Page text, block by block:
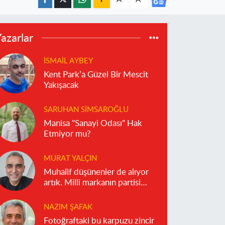
İSMAIL AYBEY
Kent Park’a Güzel Bir Mescit
Yakışacak
SARUHAN SIMSAROĞLU
Manisa "Sanayi Odası" Hak
Etmiyor mu?
MURAT YALÇIN
Muhalif düşünenler de alıyor
artık. Milli markanın partisi
NAZIM ŞAFAK
Fotoğraftaki bu karpuzu zincir